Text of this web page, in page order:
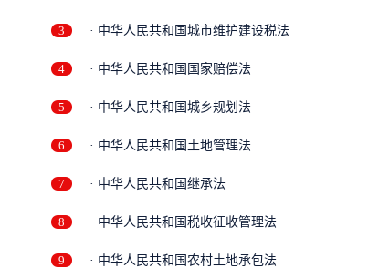
3 · 中华人民共和国城市维护建设税法
4 · 中华人民共和国国家赔偿法
5 · 中华人民共和国城乡规划法
6 · 中华人民共和国土地管理法
7 · 中华人民共和国继承法
8 · 中华人民共和国税收征收管理法
9 · 中华人民共和国农村土地承包法